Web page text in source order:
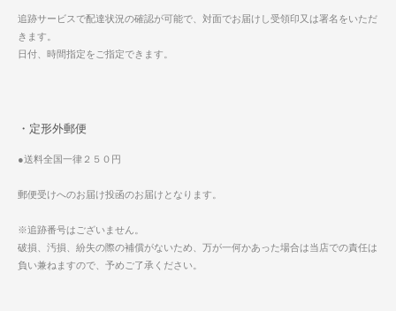
追跡サービスで配達状況の確認が可能で、対面でお届けし受領印又は署名をいただ
きます。
日付、時間指定をご指定できます。
・定形外郵便
●送料全国一律２５０円
郵便受けへのお届け投函のお届けとなります。
※追跡番号はございません。
破損、汚損、紛失の際の補償がないため、万が一何かあった場合は当店での責任は
負い兼ねますので、予めご了承ください。